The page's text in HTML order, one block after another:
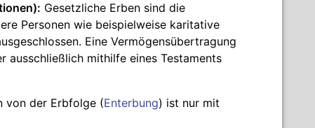
Gesetzliche Erben sind die
Personen wie beispielweise karitative
Eine Vermögensübertragung
ausschließlich mithilfe eines Testaments
von der Erbfolge (Enterbung) ist nur mit